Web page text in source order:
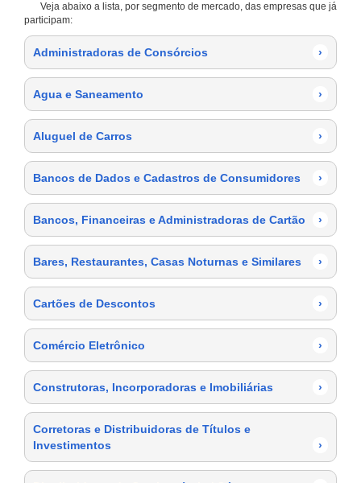
Veja abaixo a lista, por segmento de mercado, das empresas que já
participam:
Administradoras de Consórcios ›
Agua e Saneamento ›
Aluguel de Carros ›
Bancos de Dados e Cadastros de Consumidores ›
Bancos, Financeiras e Administradoras de Cartão ›
Bares, Restaurantes, Casas Noturnas e Similares ›
Cartões de Descontos ›
Comércio Eletrônico ›
Construtoras, Incorporadoras e Imobiliárias ›
Corretoras e Distribuidoras de Títulos e
Investimentos
›